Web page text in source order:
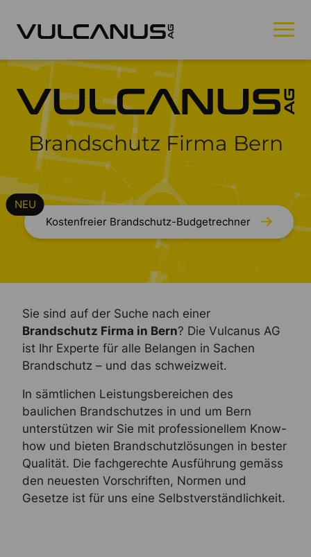
Brandschutz Firma Bern
Kostenfreier Brandschutz-Budgetrechner
Sie sind auf der Suche nach einer
Brandschutz Firma in Bern? Die Vulcanus AG
ist Ihr Experte für alle Belangen in Sachen
Brandschutz – und das schweizweit.
In sämtlichen Leistungsbereichen des
baulichen Brandschutzes in und um Bern
unterstützen wir Sie mit professionellem Know-
how und bieten Brandschutzlösungen in bester
Qualität. Die fachgerechte Ausführung gemäss
den neuesten Vorschriften, Normen und
Gesetze ist für uns eine Selbstverständlichkeit.